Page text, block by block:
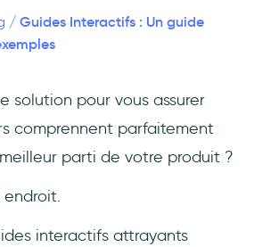
le processus d'apprentissage
compréhension
types de guides
/ Guides Interactifs : Un guide
solution pour vous assurer
comprennent parfaitement
parti de votre produit ?
endroit.
interactifs attrayants